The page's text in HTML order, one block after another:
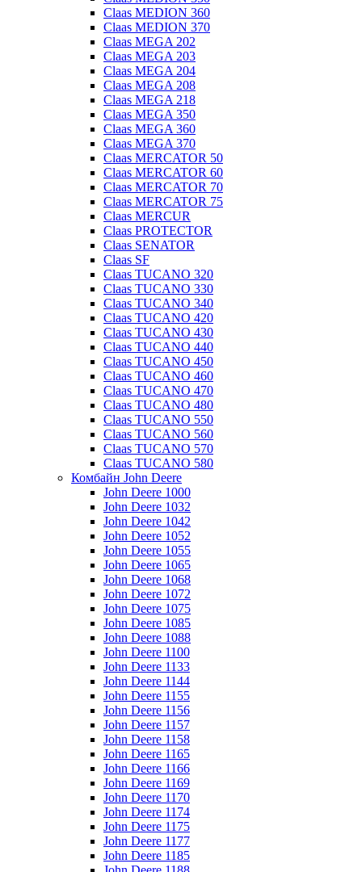
Claas MEDION 360
Claas MEDION 370
Claas MEGA 202
Claas MEGA 203
Claas MEGA 204
Claas MEGA 208
Claas MEGA 218
Claas MEGA 350
Claas MEGA 360
Claas MEGA 370
Claas MERCATOR 50
Claas MERCATOR 60
Claas MERCATOR 70
Claas MERCATOR 75
Claas MERCUR
Claas PROTECTOR
Claas SENATOR
Claas SF
Claas TUCANO 320
Claas TUCANO 330
Claas TUCANO 340
Claas TUCANO 420
Claas TUCANO 430
Claas TUCANO 440
Claas TUCANO 450
Claas TUCANO 460
Claas TUCANO 470
Claas TUCANO 480
Claas TUCANO 550
Claas TUCANO 560
Claas TUCANO 570
Claas TUCANO 580
Комбайн John Deere
John Deere 1000
John Deere 1032
John Deere 1042
John Deere 1052
John Deere 1055
John Deere 1065
John Deere 1068
John Deere 1072
John Deere 1075
John Deere 1085
John Deere 1088
John Deere 1100
John Deere 1133
John Deere 1144
John Deere 1155
John Deere 1156
John Deere 1157
John Deere 1158
John Deere 1165
John Deere 1166
John Deere 1169
John Deere 1170
John Deere 1174
John Deere 1175
John Deere 1177
John Deere 1185